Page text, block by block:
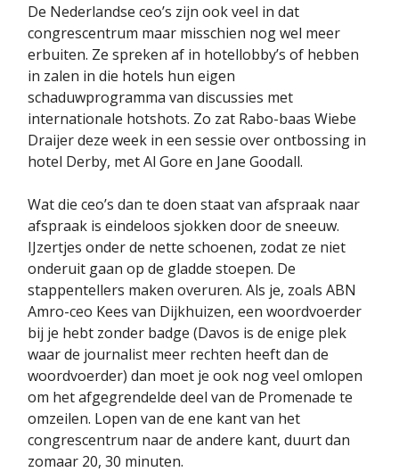
De Nederlandse ceo’s zijn ook veel in dat
congrescentrum maar misschien nog wel meer
erbuiten. Ze spreken af in hotellobby’s of hebben
in zalen in die hotels hun eigen
schaduwprogramma van discussies met
internationale hotshots. Zo zat Rabo-baas Wiebe
Draijer deze week in een sessie over ontbossing in
hotel Derby, met Al Gore en Jane Goodall.
Wat die ceo’s dan te doen staat van afspraak naar
afspraak is eindeloos sjokken door de sneeuw.
IJzertjes onder de nette schoenen, zodat ze niet
onderuit gaan op de gladde stoepen. De
stappentellers maken overuren. Als je, zoals ABN
Amro-ceo Kees van Dijkhuizen, een woordvoerder
bij je hebt zonder badge (Davos is de enige plek
waar de journalist meer rechten heeft dan de
woordvoerder) dan moet je ook nog veel omlopen
om het afgegrendelde deel van de Promenade te
omzeilen. Lopen van de ene kant van het
congrescentrum naar de andere kant, duurt dan
zomaar 20, 30 minuten.